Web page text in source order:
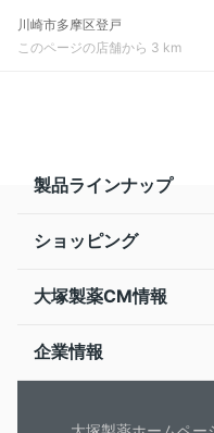
川崎市多摩区登戸
このページの店舗から 3 km
製品ラインナップ
ショッピング
大塚製薬CM情報
企業情報